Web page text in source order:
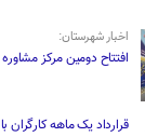
اخبار شهرستان:
افتتاح دومین مرکز
قرارداد یک ماهه کارگران